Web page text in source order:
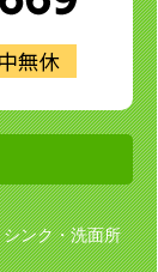
ンク・洗面所